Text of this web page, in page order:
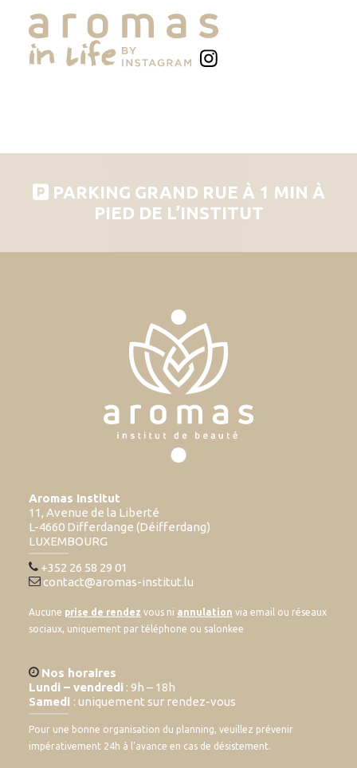
PARKING GRAND RUE À 1 MIN À
PIED DE L’INSTITUT
Aromas Institut
11, Avenue de la Liberté
L-4660 Differdange (Déifferdang)
LUXEMBOURG
+352 26 58 29 01
contact@aromas-institut.lu
Aucune prise de rendez vous ni annulation via email ou réseaux
sociaux, uniquement par téléphone ou salonkee
Nos horaires
Lundi – vendredi : 9h – 18h
Samedi : uniquement sur rendez-vous
Pour une bonne organisation du planning, veuillez prévenir
impérativement 24h à l’avance en cas de désistement.